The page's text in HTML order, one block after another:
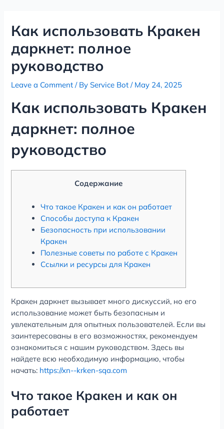
contentКак использовать Кракен
даркнет: полное
руководство
Leave a Comment / ByService Bot/ May 24, 2025
Как использовать Кракен
даркнет: полное
руководство
Содержание
Что такое Кракен и как он работает
Способы доступа к Кракен
Безопасность при использовании
Кракен
Полезные советы по работе с Кракен
Ссылки и ресурсы для Кракен
Кракен даркнет вызывает много дискуссий, но его
использование может быть безопасным и
увлекательным для опытных пользователей. Если вы
заинтересованы в его возможностях, рекомендуем
ознакомиться с нашим руководством. Здесь вы
найдете всю необходимую информацию, чтобы
начать: https://xn--krken-sqa.com
Что такое Кракен и как он
работает